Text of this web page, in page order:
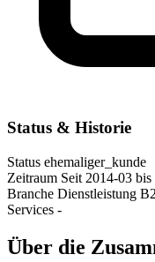
Status & Historie
Status ehemaliger_kunde
Zeitraum Seit 2014-03 bis
Branche Dienstleistung
Services -
Über die